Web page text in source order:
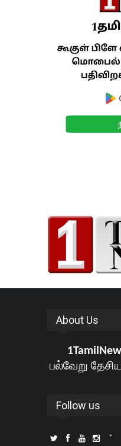
About Us
பல்வேறு
Follow us